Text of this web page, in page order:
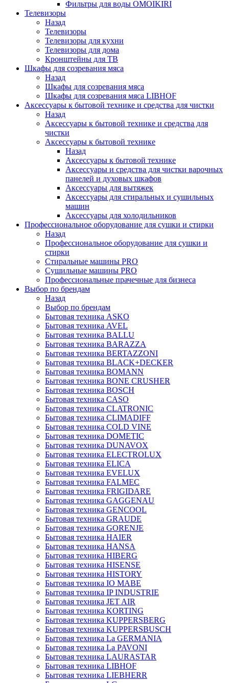
Фильтры для воды OMOIKIRI
Телевизоры
Назад
Телевизоры
Телевизоры для кухни
Телевизоры для дома
Кронштейны для ТВ
Шкафы для созревания мяса
Назад
Шкафы для созревания мяса
Шкафы для созревания мяса LIBHOF
Аксессуары к бытовой технике и средства для чистки
Назад
Аксессуары к бытовой технике и средства для
чистки
Аксессуары к бытовой технике
Назад
Аксессуары к бытовой технике
Аксессуары и средства для чистки варочных
панелей и духовых шкафов
Аксессуары для вытяжек
Аксессуары для стиральных и сушильных
машин
Аксессуары для холодильников
Профессиональное оборудование для сушки и стирки
Назад
Профессиональное оборудование для сушки и
стирки
Стиральные машины PRO
Сушильные машины PRO
Профессиональные прачечные для бизнеса
Выбор по брендам
Назад
Выбор по брендам
Бытовая техника ASKO
Бытовая техника AVEL
Бытовая техника BALLU
Бытовая техника BARAZZA
Бытовая техника BERTAZZONI
Бытовая техника BLACK+DECKER
Бытовая техника BOMANN
Бытовая техника BONE CRUSHER
Бытовая техника BOSCH
Бытовая техника CASO
Бытовая техника CLATRONIC
Бытовая техника CLIMADIFF
Бытовая техника COLD VINE
Бытовая техника DOMETIC
Бытовая техника DUNAVOX
Бытовая техника ELECTROLUX
Бытовая техника ELICA
Бытовая техника EVELUX
Бытовая техника FALMEC
Бытовая техника FRIGIDARE
Бытовая техника GAGGENAU
Бытовая техника GENCOOL
Бытовая техника GRAUDE
Бытовая техника GORENJE
Бытовая техника HAIER
Бытовая техника HANSA
Бытовая техника HIBERG
Бытовая техника HISENSE
Бытовая техника HISTORY
Бытовая техника IO MABE
Бытовая техника IP INDUSTRIE
Бытовая техника JET AIR
Бытовая техника KORTING
Бытовая техника KUPPERSBERG
Бытовая техника KUPPERSBUSCH
Бытовая техника La GERMANIA
Бытовая техника La PAVONI
Бытовая техника LAURASTAR
Бытовая техника LIBHOF
Бытовая техника LIEBHERR